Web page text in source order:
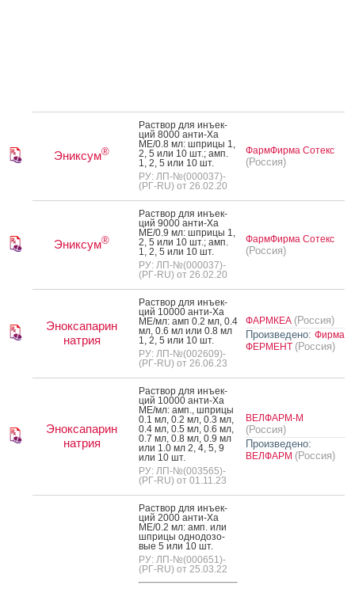
Эниксум®
Рас­твор для инъ­ек­
ций 8000 ан­ти-Ха
МЕ/0.8 мл: шпри­цы 1,
2, 5 или 10 шт.; амп.
1, 2, 5 или 10 шт.
РУ: ЛП-№(000037)-
(РГ-RU) от 26.02.20
ФармФирма Сотекс
(Россия)
Эниксум®
Рас­твор для инъ­ек­
ций 9000 ан­ти-Ха
МЕ/0.9 мл: шпри­цы 1,
2, 5 или 10 шт.; амп.
1, 2, 5 или 10 шт.
РУ: ЛП-№(000037)-
(РГ-RU) от 26.02.20
ФармФирма Сотекс
(Россия)
Эноксапарин
натрия
Рас­твор для инъ­ек­
ций 10000 ан­ти-Xa
МЕ/мл: амп 0.2 мл, 0.4
мл, 0.6 мл или 0.8 мл
1, 2, 5 или 10 шт.
РУ: ЛП-№(002609)-
(РГ-RU) от 26.06.23
ФАРМКЕА (Россия)
Произведено: Фирма
ФЕРМЕНТ (Россия)
Эноксапарин
натрия
Рас­твор для инъ­ек­
ций 10000 ан­ти-Xa
МЕ/мл: амп., шпри­цы
0.1 мл, 0.2 мл, 0.3 мл,
0.4 мл, 0.5 мл, 0.6 мл,
0.7 мл, 0.8 мл, 0.9 мл
или 1.0 мл 2, 4, 5, 9
или 10 шт.
РУ: ЛП-№(003565)-
(РГ-RU) от 01.11.23
ВЕЛФАРМ-М
(Россия)
Произведено:
ВЕЛФАРМ (Россия)
Рас­твор для инъ­ек­
ций 2000 ан­ти-Xa
МЕ/0.2 мл: амп. или
шпри­цы од­но­дозо­
вые 5 или 10 шт.
РУ: ЛП-№(000651)-
(РГ-RU) от 25.03.22